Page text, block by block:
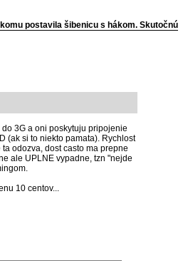
postavila šibenicu s hákom. Skutočnú
3G a oni poskytuju pripojenie
(ak si to niekto pamata). Rychlost
odozva, dost casto ma prepne
ale UPLNE vypadne, tzn "nejde
10 centov...